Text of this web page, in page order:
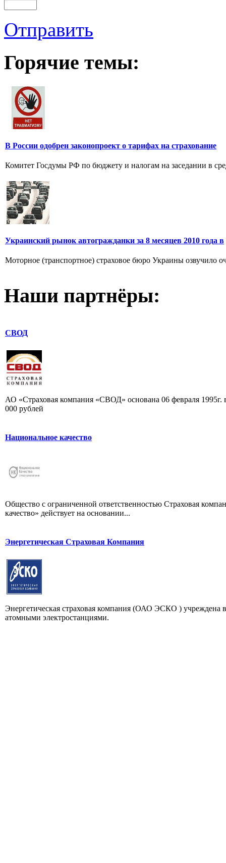
Отправить
Горячие темы:
В России одобрен законопроект о тарифах на страхование
Комитет Госдумы РФ по бюджету и налогам на заседании в
Украинский рынок автогражданки за 8 месяцев 2010 года в
Моторное (транспортное) страховое бюро Украины озвучило
Наши партнёры:
СВОД
АО «Страховая компания «СВОД» основана 06 февраля
000 рублей
Национальное качество
Общество с ограниченной ответственностью Страховая
качество» действует на основании...
Энергетическая Страховая Компания
Энергетическая страховая компания (ОАО ЭСКО ) учреждена
атомными электростанциями.